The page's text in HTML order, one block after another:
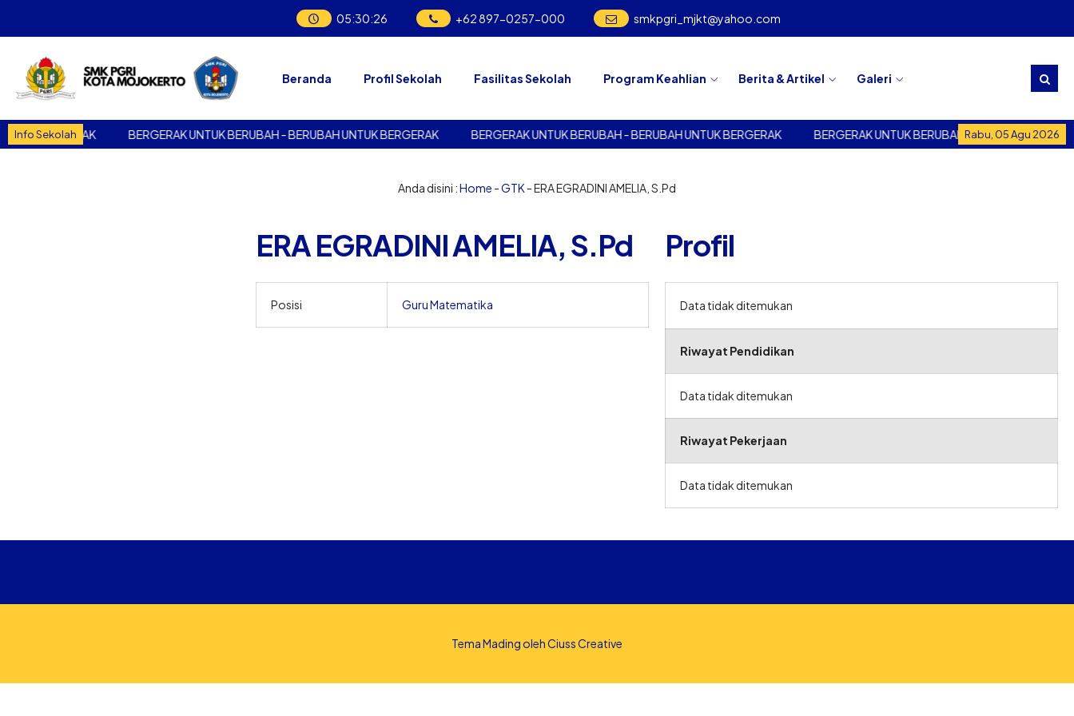
05:30:26 +62 897-0257-000 smkpgri_mjkt@yahoo.com
Beranda Profil Sekolah Fasilitas Sekolah Program Keahlian Berita & Artikel Galeri
Info Sekolah Rabu, 05 Agu 2026
BERGERAK BERGERAK UNTUK BERUBAH - BERUBAH UNTUK BERGERAK BERGERAK UNTUK BERUBAH - BERUBAH UNTUK BERGERAK BERGERAK UNTUK BERUBAH - BERUBAH UNTUK
Anda disini :Home -GTK - ERA EGRADINI AMELIA, S.Pd
ERA EGRADINI AMELIA, S.Pd
Posisi Guru Matematika
Profil
Data tidak ditemukan
Riwayat Pendidikan
Data tidak ditemukan
Riwayat Pekerjaan
Data tidak ditemukan
Tema Mading olehCiuss Creative